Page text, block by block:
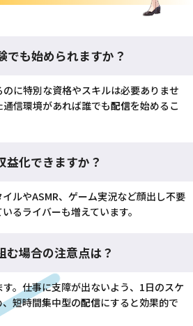
でも始められますか？
に特別な資格やスキルは必要ありませ
信環境があれば誰でも配信を始めるこ
益化できますか？
ルやASMR、ゲーム実況など顔出し不要
いるライバーも増えています。
む場合の注意点は？
。仕事に支障が出ないよう、1日のスケ
短時間集中型の配信にすると効果的で